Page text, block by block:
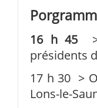
16 h 45
présidents
17 h 30 >
Lons-le-